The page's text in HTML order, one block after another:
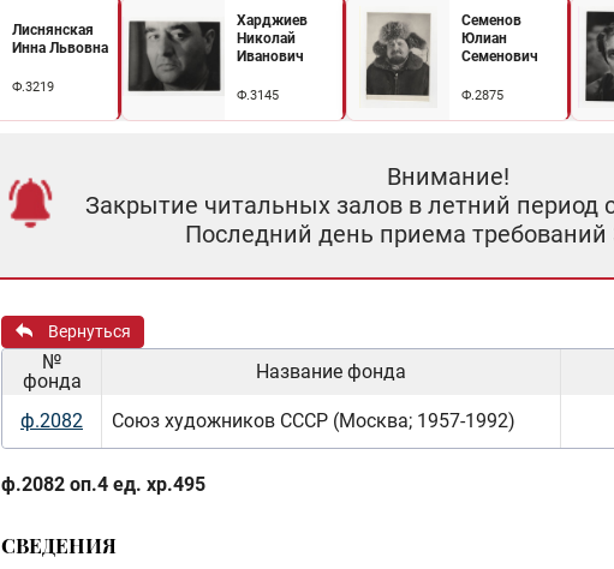
Лиснянская
Инна Львовна
Ф.3219
Харджиев
Николай
Иванович
Ф.3145
Семенов
Юлиан
Семенович
Ф.2875
Внимание!
Закрытие читальных залов в летний период с
Последний день приема
Вернуться
№
фонда
Название фонда
ф.2082
Союз художников СССР (Москва; 1957-1992)
ф.2082 оп.4 ед. хр.495
СВЕДЕНИЯ